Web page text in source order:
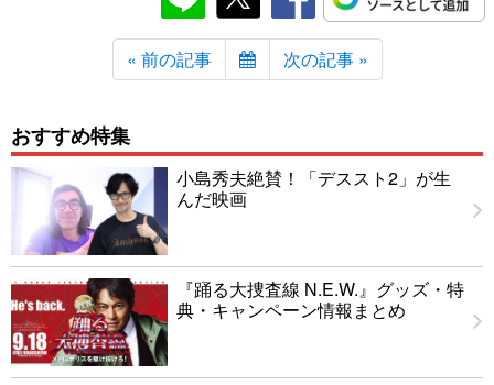
« 前の記事 次の記事 »
おすすめ特集
小島秀夫絶賛！「デススト2」が生
んだ映画
『踊る大捜査線 N.E.W.』グッズ・特
典・キャンペーン情報まとめ